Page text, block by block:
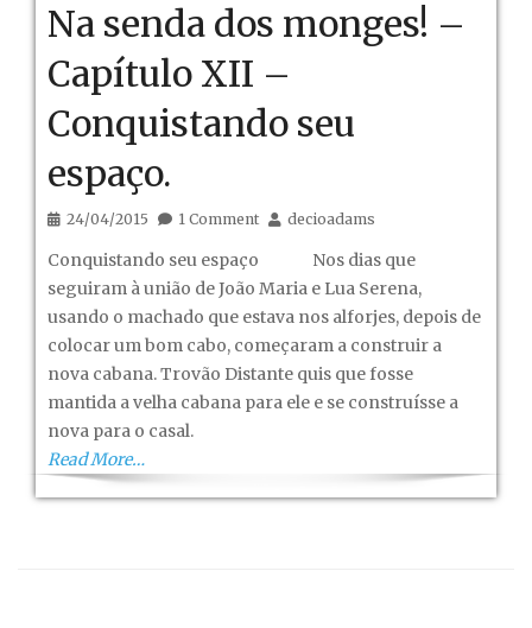
Na senda dos monges! –
Capítulo XII –
Conquistando seu
espaço.
24/04/2015 1 Comment decioadams
Conquistando seu espaço Nos dias que
seguiram à união de João Maria e Lua Serena,
usando o machado que estava nos alforjes, depois de
colocar um bom cabo, começaram a construir a
nova cabana. Trovão Distante quis que fosse
mantida a velha cabana para ele e se construísse a
nova para o casal.
Read More…